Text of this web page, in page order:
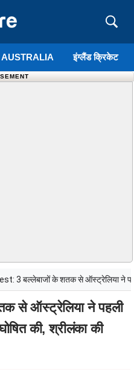
AUSTRALIA इंग्लैंड क्रिकेट
3 बल्लेबाजों के शतक से ऑस्ट्रेलिया ने
से ऑस्ट्रेलिया ने पहली
की, श्रीलंका की